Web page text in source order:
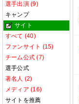
選手出演 (9)
キャンプ
サイト
すべて (40)
ファンサイト (15)
チーム公式 (7)
選手公式
著名人 (2)
メディア (16)
サイトを推薦